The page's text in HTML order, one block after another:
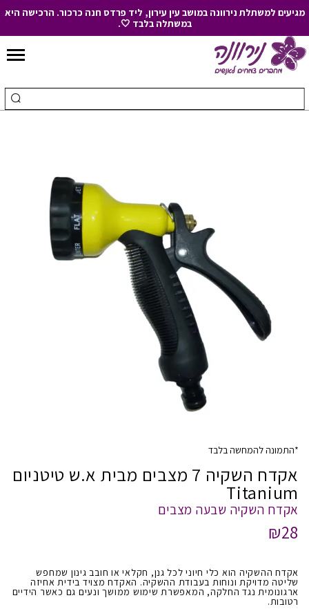
to
מגיעים למשתלת נירוונה במושב עין עירון, ליד פרדס חנה כרכור. הרכישה היא
במשתלה בלבד 🤍.
*התמונה להמחשה בלבד
אקדח השקיה 7 מצבים מבית א.ש טיטניום
Titanium
אקדח השקיה שבעה מצבים
₪28
אקדח ההשקיה הוא כלי חיוני לכל גנן, חקלאי או חובב גינון שמחפש
שליטה מדויקת ונוחות בעבודת ההשקיה. האקדח מצויד בידית אחיזה
ארגונומית נגד החלקה, המאפשרת שימוש ממושך ונעים גם כאשר הידיים
רטובות.